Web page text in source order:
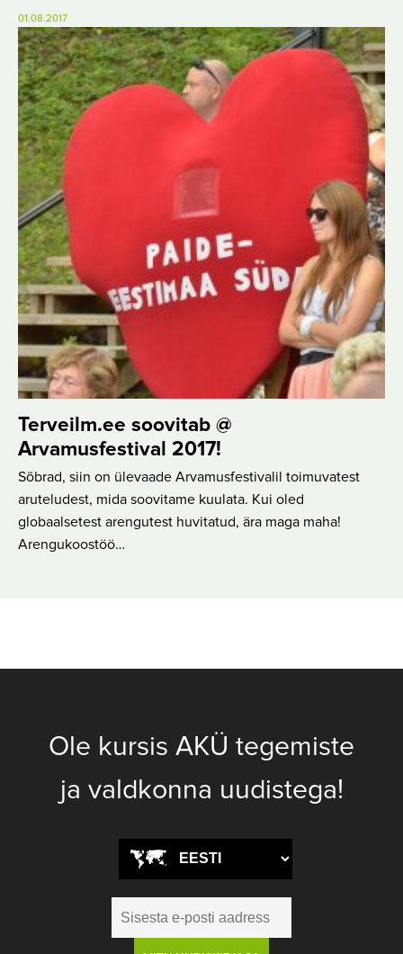
01.08.2017
Terveilm.ee soovitab @
Arvamusfestival 2017!
Sõbrad, siin on ülevaade Arvamusfestivalil toimuvatest
aruteludest, mida soovitame kuulata. Kui oled
globaalsetest arengutest huvitatud, ära maga maha!
Arengukoostöö…
Ole kursis AKÜ tegemiste
ja valdkonna uudistega!